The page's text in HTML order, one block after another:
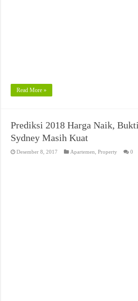
Read More »
Prediksi 2018 Harga Naik,
Sydney Masih Kuat
Desember 8, 2017 Apartemen ,Property 0